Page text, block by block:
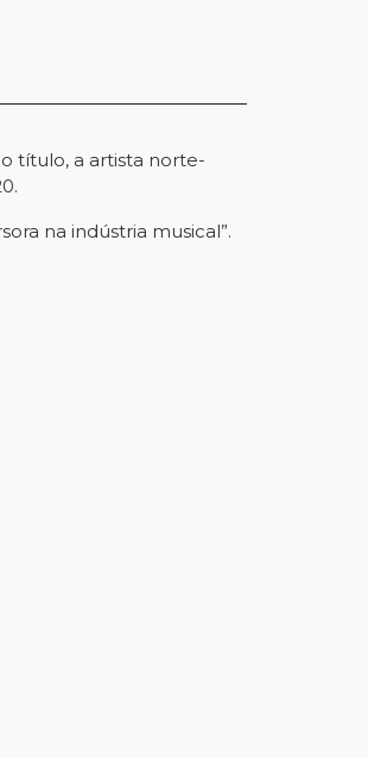
título, a artista norte-
na indústria musical”.